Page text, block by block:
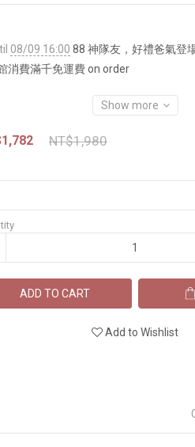
08/09 16:00 88 神隊友，好禮爸氣登
消費滿千免運費 on order
Show more
NT$1,980
ADD TO CART
Add to Wishlist